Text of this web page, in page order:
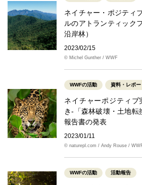
ネイチャー・ポジティ
ルのアトランティック
沿岸林）
2023/02/15
© Michel Gunther / WWF
WWFの活動 資料・レポー
ネイチャーポジティブ
き‐「森林破壊・土地転
報告書の発表
2023/01/11
© naturepl.com / Andy Rouse /
WWFの活動 活動報告